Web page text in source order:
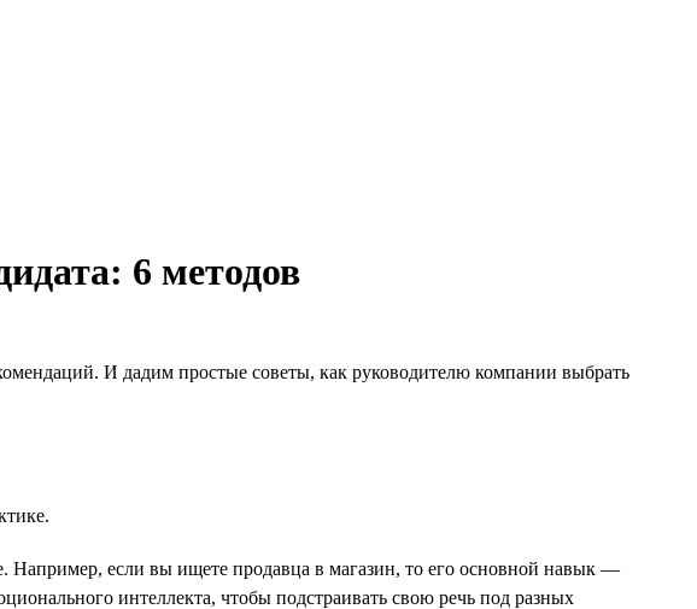
6 методов
И дадим простые советы, как руководителю компании выбрать
Например, если вы ищете продавца в магазин, то его основной навык —
интеллекта, чтобы подстраивать свою речь под разных